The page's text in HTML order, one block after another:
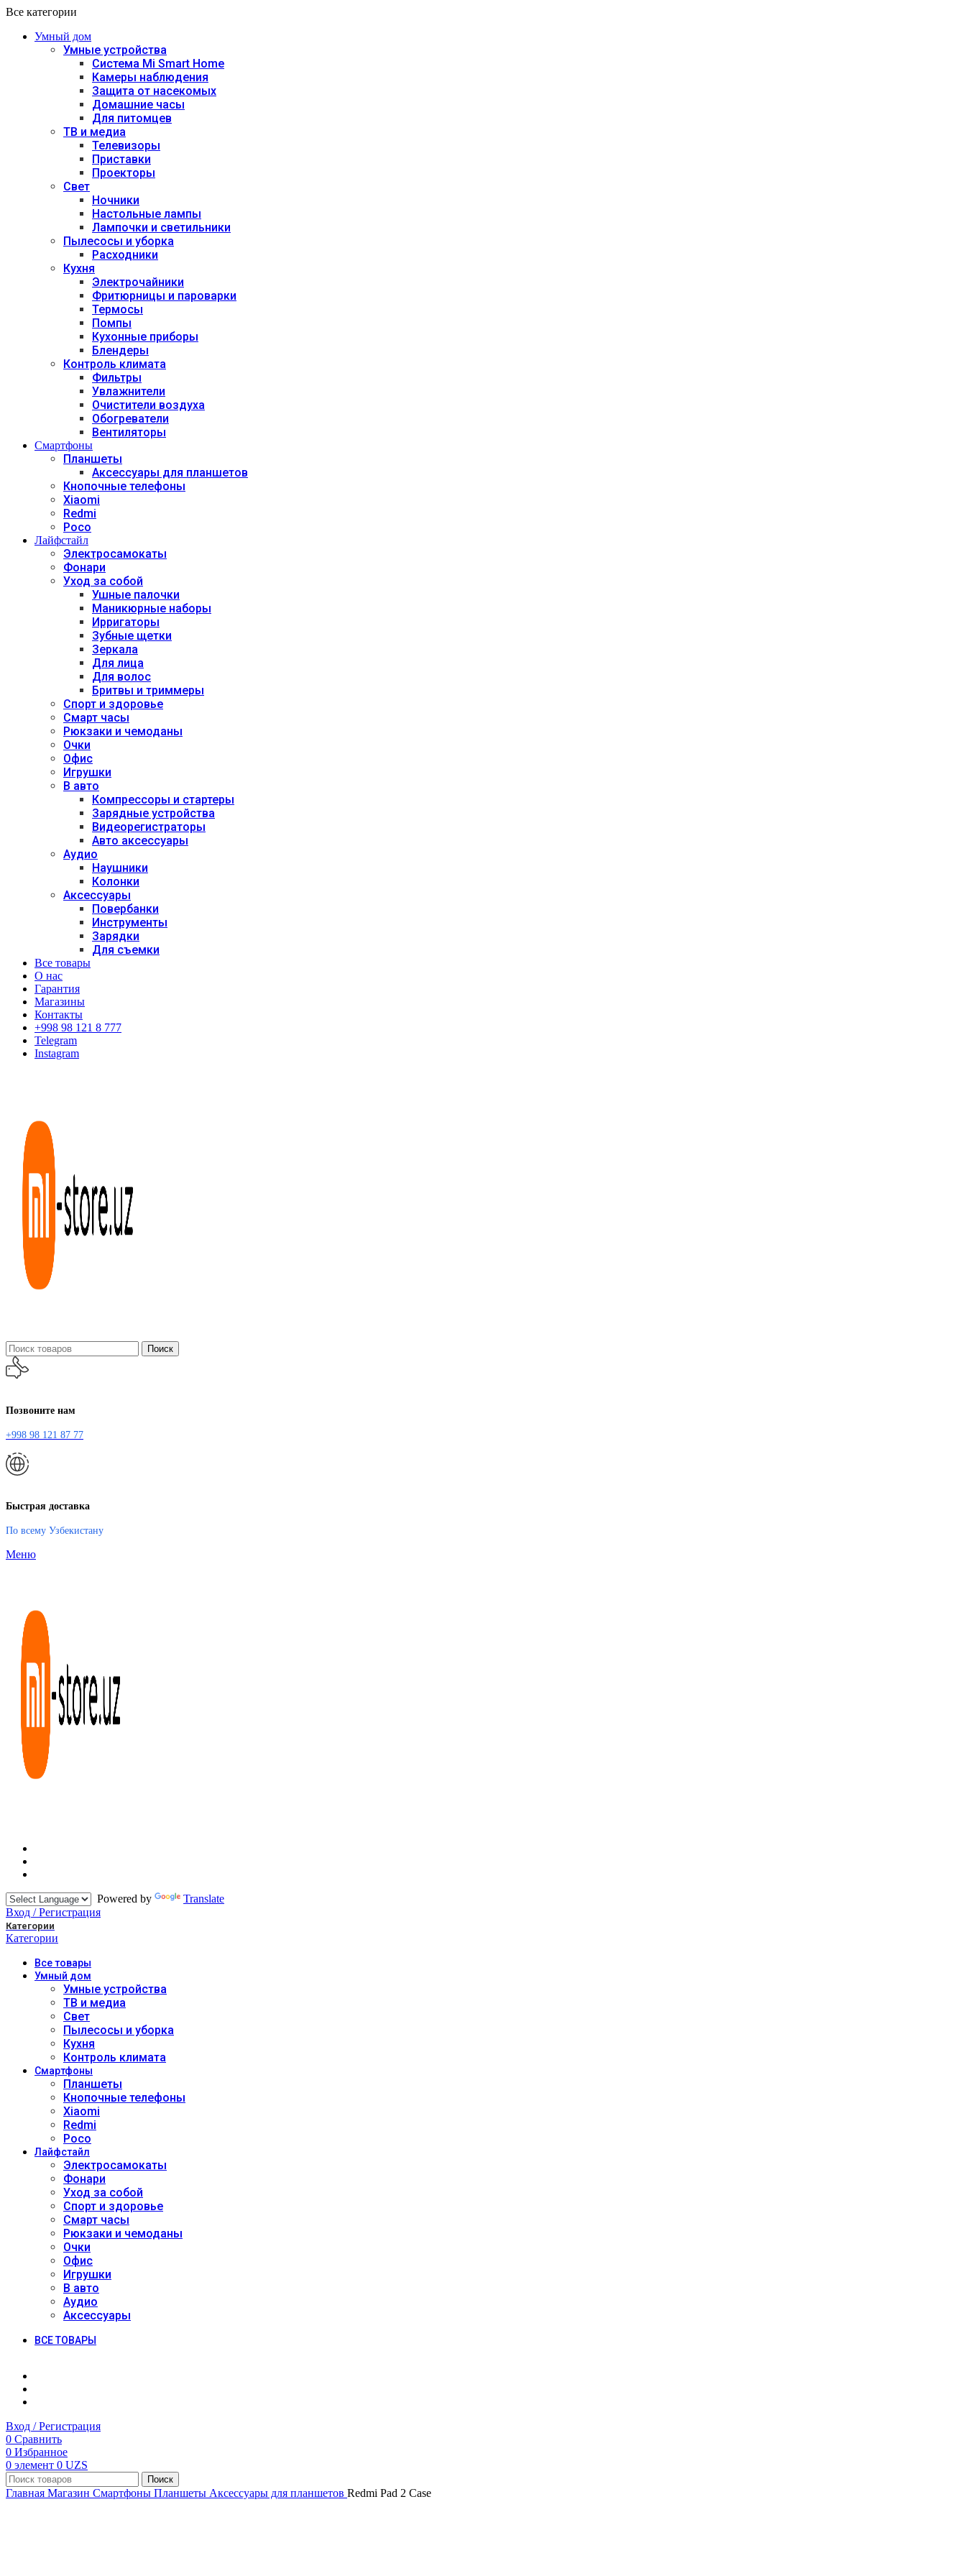
Все категории
Умный дом
Умные устройства
Система Mi Smart Home
Камеры наблюдения
Защита от насекомых
Домашние часы
Для питомцев
ТВ и медиа
Телевизоры
Приставки
Проекторы
Свет
Ночники
Настольные лампы
Лампочки и светильники
Пылесосы и уборка
Расходники
Кухня
Электрочайники
Фритюрницы и пароварки
Термосы
Помпы
Кухонные приборы
Блендеры
Контроль климата
Фильтры
Увлажнители
Очистители воздуха
Обогреватели
Вентиляторы
Смартфоны
Планшеты
Аксессуары для планшетов
Кнопочные телефоны
Xiaomi
Redmi
Poco
Лайфстайл
Электросамокаты
Фонари
Уход за собой
Ушные палочки
Маникюрные наборы
Ирригаторы
Зубные щетки
Зеркала
Для лица
Для волос
Бритвы и триммеры
Спорт и здоровье
Смарт часы
Рюкзаки и чемоданы
Очки
Офис
Игрушки
В авто
Компрессоры и стартеры
Зарядные устройства
Видеорегистраторы
Авто аксессуары
Аудио
Наушники
Колонки
Аксессуары
Повербанки
Инструменты
Зарядки
Для съемки
Все товары
О нас
Гарантия
Магазины
Контакты
+998 98 121 8 777
Telegram
Instagram
Поиск
Позвоните нам
+998 98 121 87 77
Быстрая доставка
По всему Узбекистану
Меню
Powered by
Translate
Вход / Регистрация
Категории
Категории
Всетовары
Умный дом
Умные устройства
ТВ и медиа
Свет
Пылесосы и уборка
Кухня
Контроль климата
Смартфоны
Планшеты
Кнопочные телефоны
Xiaomi
Redmi
Poco
Лайфстайл
Электросамокаты
Фонари
Уход за собой
Спорт и здоровье
Смарт часы
Рюкзаки и чемоданы
Очки
Офис
Игрушки
В авто
Аудио
Аксессуары
ВСЕ ТОВАРЫ
Вход / Регистрация
0 Сравнить
0 Избранное
0 элемент 0 UZS
Поиск
Главная Магазин Смартфоны Планшеты Аксессуары для планшетов Redmi Pad 2 Case